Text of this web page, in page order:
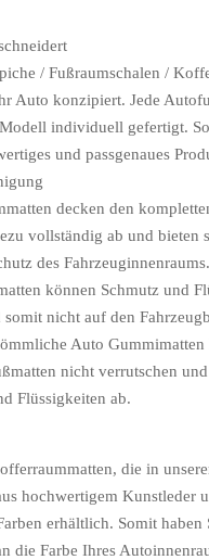
/ Fußraumschalen /
Auto konzipiert. Jede
individuell gefertigt.
und passgenaues
decken den
vollständig ab und bieten
des
können Schmutz und
nicht auf den
Auto Gummimatten
nicht verrutschen
Flüssigkeiten ab.
die in
hochwertigem Kunstleder
erhältlich. Somit
die Farbe Ihres